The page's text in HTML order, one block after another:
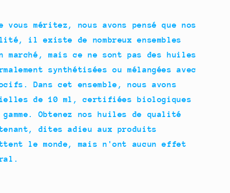
méritez, nous avons pensé que nos
il existe de nombreux ensembles
mais ce ne sont pas des huiles
synthétisées ou mélangées avec
Dans cet ensemble, nous avons
de 10 ml, certifiées biologiques
Obtenez nos huiles de qualité
dites adieu aux produits
le monde, mais n'ont aucun effet